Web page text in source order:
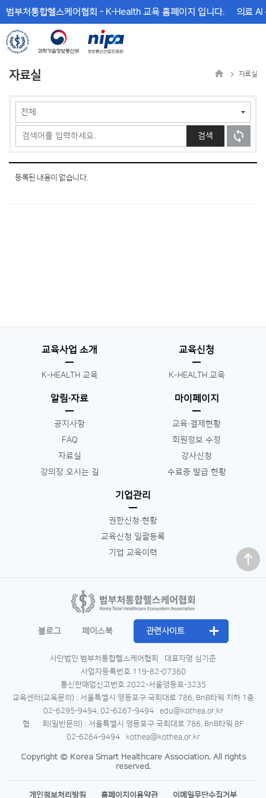
뉴
바
로
가
문
바
로
가
범부처통합헬스케어협회 - K-Health 교육 홈페이지 입니다. 의료 AI
자료실 자료실
검색
등록된 내용이 없습니다.
교육사업 소개
K-HEALTH 교육
교육신청
K-HEALTH 교육
알림∙자료
공지사항
FAQ
자료실
강의장 오시는 길
마이페이지
교육∙결제현황
회원정보 수정
강사신청
수료증 발급 현황
기업관리
권한신청∙현황
교육신청 일괄등록
기업 교육이력
맨 위로
블로그 페이스북 관련사이트
사단법인 범부처통합헬스케어협회
대표자명 심기준
사업자등록번호 119-82-07360
통신판매업신고번호 2022-서울영등포-3235
교육센터(교육문의) : 서울특별시 영등포구 국회대로 786, BnB타워 지하 1층
02-6295-9494, 02-6267-9494
edu@kothea.or.kr
협 회(일반문의) : 서울특별시 영등포구 국회대로 786, BnB타워 8F
02-6264-9494
kothea@kothea.or.kr
Copyright © Korea Smart Healthcare Association. All rights
reserved.
개인정보처리방침 홈페이지이용약관 이메일무단수집거부